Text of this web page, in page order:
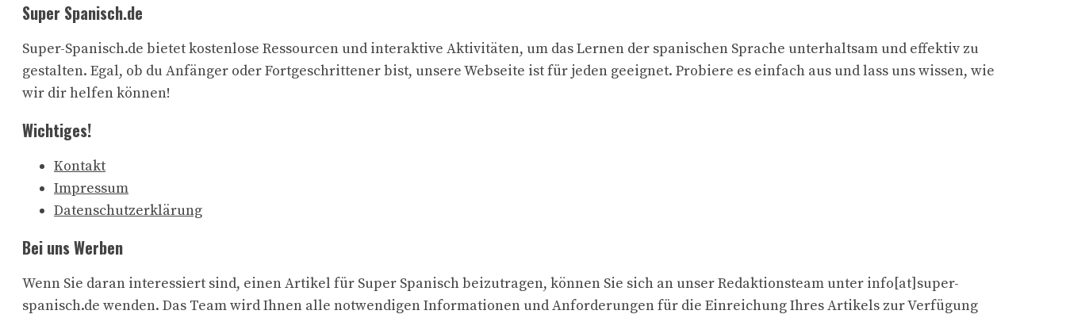
Super Spanisch.de
Super-Spanisch.de bietet kostenlose Ressourcen und interaktive Aktivitäten, um das Lernen der spanischen Sprache unterhaltsam und effektiv zu
gestalten. Egal, ob du Anfänger oder Fortgeschrittener bist, unsere Webseite ist für jeden geeignet. Probiere es einfach aus und lass uns wissen, wie
wir dir helfen können!
Wichtiges!
Kontakt
Impressum
Datenschutzerklärung
Bei uns Werben
Wenn Sie daran interessiert sind, einen Artikel für Super Spanisch beizutragen, können Sie sich an unser Redaktionsteam unter info[at]super-
spanisch.de wenden. Das Team wird Ihnen alle notwendigen Informationen und Anforderungen für die Einreichung Ihres Artikels zur Verfügung